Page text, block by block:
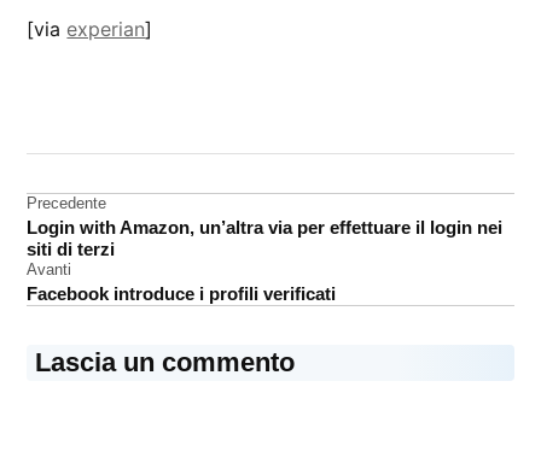
[via experian]
Android
iOS
Navigazione
articoli
Precedente
Login with Amazon, un’altra via per effettuare il login nei
siti di terzi
Avanti
Facebook introduce i profili verificati
Lascia un commento